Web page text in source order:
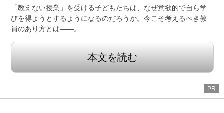
「教えない授業」を受ける子どもたちは、なぜ意欲的で自ら学
びを得ようとするようになるのだろうか。今こそ考えるべき教
員のあり方とは――。
本文を読む
PR